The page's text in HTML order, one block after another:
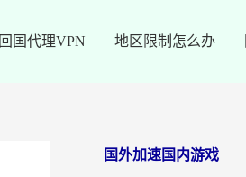
回国代理VPN 地区限制怎么办
国外加速国内游戏